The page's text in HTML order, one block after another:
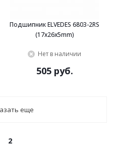
Подшипник ELVEDES 6803-2RS
(17x26x5mm)
Нет в наличии
505 руб.
еще
2